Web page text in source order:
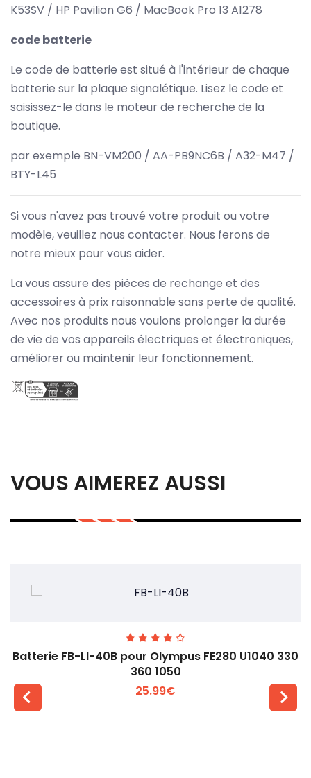
K53SV / HP Pavilion G6 / MacBook Pro 13 A1278
code batterie
Le code de batterie est situé à l'intérieur de chaque
batterie sur la plaque signalétique. Lisez le code et
saisissez-le dans le moteur de recherche de la
boutique.
par exemple BN-VM200 / AA-PB9NC6B / A32-M47 /
BTY-L45
Si vous n'avez pas trouvé votre produit ou votre
modèle, veuillez nous contacter. Nous ferons de
notre mieux pour vous aider.
La vous assure des pièces de rechange et des
accessoires à prix raisonnable sans perte de qualité.
Avec nos produits nous voulons prolonger la durée
de vie de vos appareils électriques et électroniques,
améliorer ou maintenir leur fonctionnement.
VOUS AIMEREZ AUSSI
Batterie FB-LI-40B pour Olympus FE280 U1040 330
360 1050
25.99€